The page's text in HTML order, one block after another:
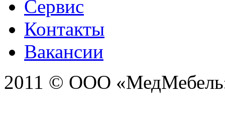
Сервис
Контакты
Вакансии
2011 © ООО